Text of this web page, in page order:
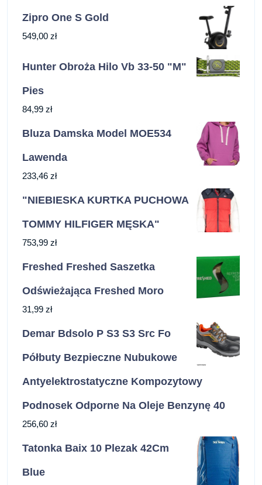
Zipro One S Gold
549,00 zł
Hunter Obroża Hilo Vb 33-50 "M"
Pies
84,99 zł
Bluza Damska Model MOE534
Lawenda
233,46 zł
"NIEBIESKA KURTKA PUCHOWA
TOMMY HILFIGER MĘSKA"
753,99 zł
Freshed Freshed Saszetka
Odświeżająca Freshed Moro
31,99 zł
Demar Bdsolo P S3 S3 Src Fo
Półbuty Bezpieczne Nubukowe
Antyelektrostatyczne Kompozytowy
Podnosek Odporne Na Oleje Benzynę 40
256,60 zł
Tatonka Baix 10 Plezak 42Cm
Blue